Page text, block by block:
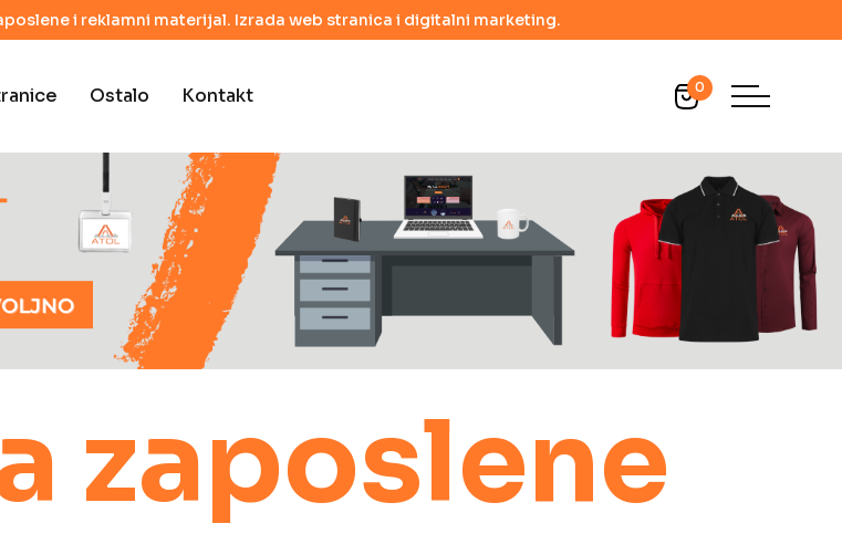
i reklamni materijal. Izrada web stranica i digitalni marketing.
Ostalo Kontakt 0
zaposlene